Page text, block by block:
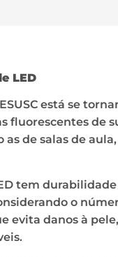
LED
está se
de
de salas de
tem
o
evita danos à